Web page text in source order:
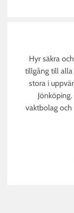
Hyr säkra
tillgång till
stora i
vaktbolag och